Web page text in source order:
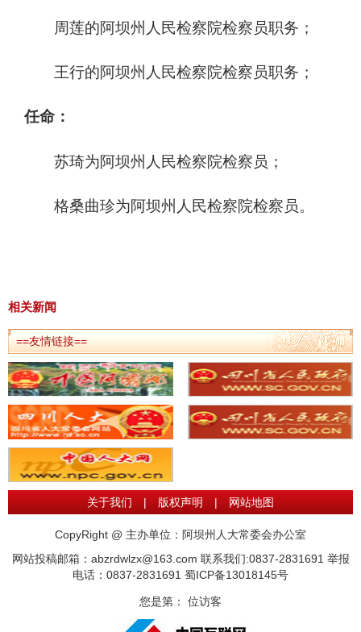
周莲的阿坝州人民检察院检察员职务；
王行的阿坝州人民检察院检察员职务；
任命：
苏琦为阿坝州人民检察院检察员；
格桑曲珍为阿坝州人民检察院检察员。
相关新闻
==友情链接==
关于我们 | 版权声明 | 网站地图
CopyRight @ 主办单位：阿坝州人大常委会办公室
网站投稿邮箱：abzrdwlzx@163.com 联系我们:0837-2831691 举报
电话：0837-2831691 蜀ICP备13018145号
您是第： 位访客